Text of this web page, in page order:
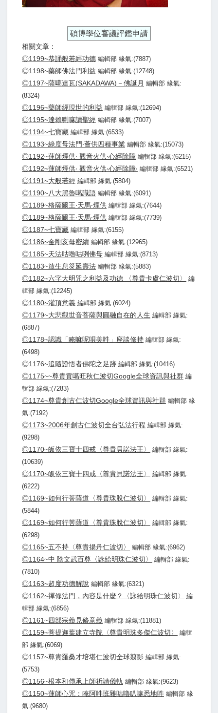
碩博學位審議評鑑申請
相關文章：
◎1199~恭誦般若經功德 編輯部 緣氣:(7887)
◎1198~藥師佛法門利益 編輯部 緣氣:(12748)
◎1197~薩噶達瓦(SAKADAWA)－佛誕月 編輯部 緣氣:
(8324)
◎1196~藥師經現世的利益 編輯部 緣氣:(12694)
◎1195~達賴喇嘛讀聖經 編輯部 緣氣:(7007)
◎1194~七寶藏 編輯部 緣氣:(6533)
◎1193~綠度母法門‧薈供四種事業 編輯部 緣氣:(15073)
◎1192~蓮師煙供‧ 觀音火供‧心經除障 編輯部 緣氣:(6215)
◎1192~蓮師煙供‧ 觀音火供‧心經除障‧ 編輯部 緣氣:(6521)
◎1191~大般若經 編輯部 緣氣:(5804)
◎1190~八大黑魯噶識語 編輯部 緣氣:(6091)
◎1189~格薩爾王‧天馬‧煙供 編輯部 緣氣:(7644)
◎1189~格薩爾王‧天馬‧煙供 編輯部 緣氣:(7739)
◎1187~七寶藏 編輯部 緣氣:(6155)
◎1186~金剛亥母密續 編輯部 緣氣:(12965)
◎1185~天法咕嚕咕咧佛母 編輯部 緣氣:(8713)
◎1183~放生息災延壽法 編輯部 緣氣:(5883)
◎1182~六字大明咒之利益及功德 〈尊貴卡盧仁波切〉
編
輯部 緣氣:(12245)
◎1180~灌頂意義 編輯部 緣氣:(6024)
◎1179~大悲觀世音菩薩與圓融自在的人生 編輯部 緣氣:
(6887)
◎1178~認識「唵嘛呢唄美吽」座談修持 編輯部 緣氣:
(6498)
◎1176~追隨證悟者佛陀之足跡 編輯部 緣氣:(10416)
◎1175~~尊貴貢噶旺秋仁波切Google全球資訊與社群 編
輯部 緣氣:(7283)
◎1174~尊貴創古仁波切Google全球資訊與社群 編輯部 緣
氣:(7192)
◎1173~2006年創古仁波切全台弘法行程 編輯部 緣氣:
(9298)
◎1170~皈依三寶十四戒〈尊貴貝諾法王〉
編輯部 緣氣:
(10639)
◎1170~皈依三寶十四戒〈尊貴貝諾法王〉
編輯部 緣氣:
(6222)
◎1169~如何行菩薩道〈尊貴珠脫仁波切〉
編輯部 緣氣:
(5844)
◎1169~如何行菩薩道〈尊貴珠脫仁波切〉
編輯部 緣氣:
(6298)
◎1165~五不持〈尊貴揚丹仁波切〉 編輯部 緣氣:(6962)
◎1164~中 陰文武百尊〈詠給明珠仁波切〉
編輯部 緣氣:
(7810)
◎1163~超度功德解說 編輯部 緣氣:(6321)
◎1162~禪修法門，內容是什麼？〈詠給明珠仁波切〉
編
輯部 緣氣:(6856)
◎1161~四部宗義見修意義 編輯部 緣氣:(11881)
◎1159~菩提迦葉建立寺院〈尊貴明珠多傑仁波切〉
編輯
部 緣氣:(6069)
◎1157~尊貴羅桑才培堪仁波切全球翦影 編輯部 緣氣:
(5753)
◎1156~根本和傳承上師祈請儀軌 編輯部 緣氣:(9623)
◎1150~蓮師心咒：唵阿吽班雜咕嚕叭嘛悉地吽 編輯部 緣
氣:(9680)